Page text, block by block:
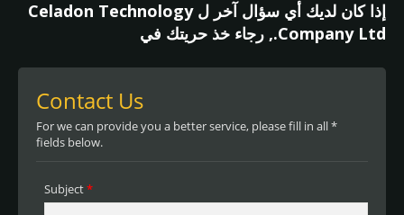
إذا كان لديك أي سؤال آخر ل Celadon Technology
Company Ltd., رجاء خذ حريتك في